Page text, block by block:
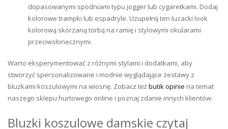
dopasowanymi spodniami typu jogger lub cygaretkami. Dodaj
kolorowe trampki lub espadryle. Uzupełnij ten luzacki look
kolorową skórzaną torbą na ramię i stylowymi okularami
przeciwsłonecznymi.
Warto eksperymentować z różnymi stylami i dodatkami, aby
stworzyć spersonalizowane i modnie wyglądające zestawy z
bluzkami koszulowymi na wiosnę. Zobacz teżbutik opinie na temat
naszego sklepu hurtowego online i poznaj zdanie innych klientów.
Bluzki koszulowe damskie czytaj